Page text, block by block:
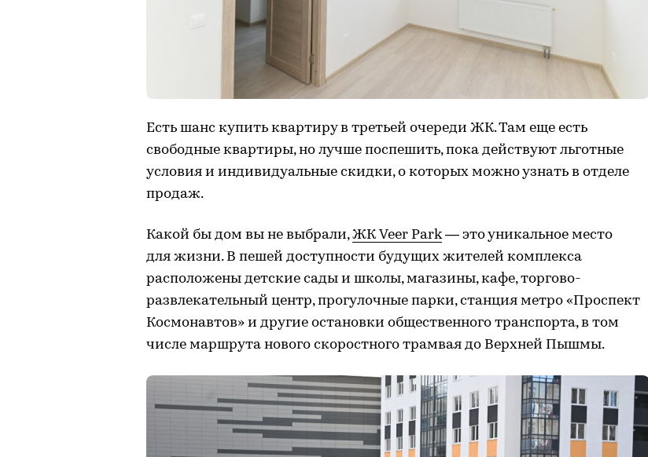
Есть шанс купить квартиру в третьей очереди ЖК. Там еще есть
свободные квартиры, но лучше поспешить, пока действуют льготные
условия и индивидуальные скидки, о которых можно узнать в отделе
продаж.
Какой бы дом вы не выбрали,ЖК Veer Park— это уникальное место
для жизни. В пешей доступности будущих жителей комплекса
расположены детские сады и школы, магазины, кафе, торгово-
развлекательный центр, прогулочные парки, станция метро «Проспект
Космонавтов» и другие остановки общественного транспорта, в том
числе маршрута нового скоростного трамвая до Верхней Пышмы.